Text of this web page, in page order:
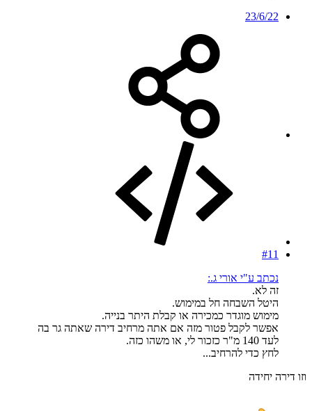
23/6/22
#11
נכתב ע"י אורי ג.:
זה לא.
היטל השבחה חל במימוש.
מימוש מוגדר כמכירה או קבלת היתר בנייה.
אפשר לקבל פטור מזה אם אתה מרחיב דירה שאתה גר בה
לעד 140 מ"ר כזכור לי, או משהו כזה.
לחץ כדי להרחיב...
וזו דירה יחידה